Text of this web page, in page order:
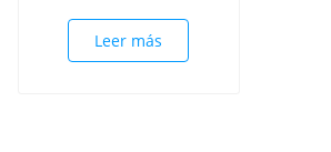
Leer más